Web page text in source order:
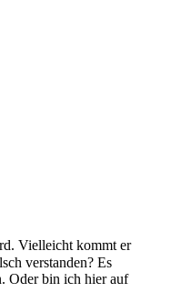
Vielleicht kommt er
verstanden? Es
Oder bin ich hier auf